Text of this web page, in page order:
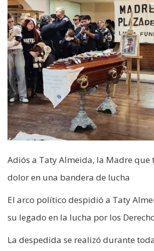
Adiós a Taty Almeida, la Madre que
dolor en una bandera de lucha
El arco político despidió a Taty
su legado en la lucha por los
La despedida se realizó durante